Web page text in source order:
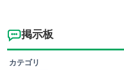
掲示板
カテゴリ